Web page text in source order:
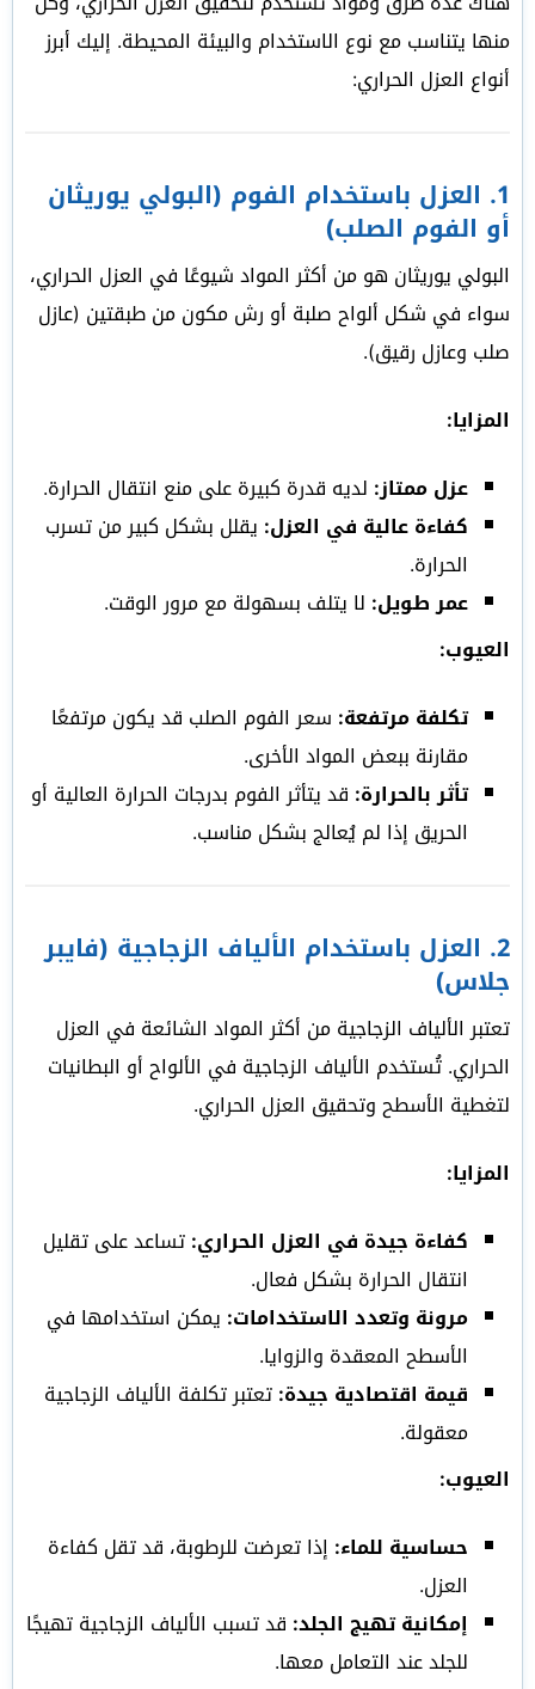
منها يتناسب مع نوع الاستخدام والبيئة المحيطة. إليك أبرز
أنواع العزل الحراري:
1. العزل باستخدام الفوم (البولي يوريثان
أو الفوم الصلب)
البولي يوريثان هو من أكثر المواد شيوعًا في العزل الحراري،
سواء في شكل ألواح صلبة أو رش مكون من طبقتين (عازل
صلب وعازل رقيق).
المزايا:
عزل ممتاز: لديه قدرة كبيرة على منع انتقال الحرارة.
كفاءة عالية في العزل: يقلل بشكل كبير من تسرب
الحرارة.
عمر طويل: لا يتلف بسهولة مع مرور الوقت.
العيوب:
تكلفة مرتفعة: سعر الفوم الصلب قد يكون مرتفعًا
مقارنة ببعض المواد الأخرى.
تأثر بالحرارة: قد يتأثر الفوم بدرجات الحرارة العالية أو
الحريق إذا لم يُعالج بشكل مناسب.
2. العزل باستخدام الألياف الزجاجية (فايبر
جلاس)
تعتبر الألياف الزجاجية من أكثر المواد الشائعة في العزل
الحراري. تُستخدم الألياف الزجاجية في الألواح أو البطانيات
لتغطية الأسطح وتحقيق العزل الحراري.
المزايا:
كفاءة جيدة في العزل الحراري:تساعد على تقليل
انتقال الحرارة بشكل فعال.
مرونة وتعدد الاستخدامات: يمكن استخدامها في
الأسطح المعقدة والزوايا.
قيمة اقتصادية جيدة:تعتبر تكلفة الألياف الزجاجية
معقولة.
العيوب:
حساسية للماء: إذا تعرضت للرطوبة، قد تقل كفاءة
العزل.
إمكانية تهيج الجلد: قد تسبب الألياف الزجاجية تهيجًا
للجلد عند التعامل معها.